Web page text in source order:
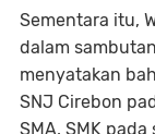
Sementara itu,
dalam
menyatakan
SNJ Cirebon
SMA, SMK